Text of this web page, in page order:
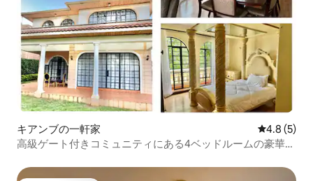
キアンブの一軒家 レビュー5
4.8 (5)
高級ゲート付きコミュニティにある4ベッドルームの豪華ヴ